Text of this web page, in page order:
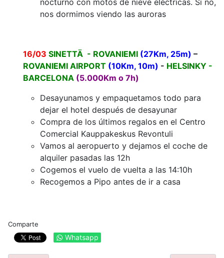
nocturno con motos de nieve eléctricas. Si no,
nos dormimos viendo las auroras
16/03 SINETTÄ - ROVANIEMI (27Km, 25m) –
ROVANIEMI AIRPORT (10Km, 10m) - HELSINKY -
BARCELONA (5.000Km o 7h)
Desayunamos y empaquetamos todo para
dejar el hotel después de desayunar
Compra de los últimos regalos en el Centro
Comercial Kauppakeskus Revontuli
Vamos al aeropuerto y dejamos el coche de
alquiler pasadas las 12h
Cogemos el vuelo de vuelta a las 14:10h
Recogemos a Pipo antes de ir a casa
Comparte
Whatsapp